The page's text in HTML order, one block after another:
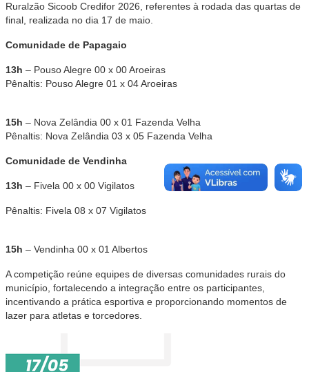
Ruralzão Sicoob Credifor 2026, referentes à rodada das quartas de
final, realizada no dia 17 de maio.
Comunidade de Papagaio
13h – Pouso Alegre 00 x 00 Aroeiras
Pênaltis: Pouso Alegre 01 x 04 Aroeiras
15h – Nova Zelândia 00 x 01 Fazenda Velha
Pênaltis: Nova Zelândia 03 x 05 Fazenda Velha
Comunidade de Vendinha
13h – Fivela 00 x 00 Vigilatos
Pênaltis: Fivela 08 x 07 Vigilatos
15h – Vendinha 00 x 01 Albertos
A competição reúne equipes de diversas comunidades rurais do
município, fortalecendo a integração entre os participantes,
incentivando a prática esportiva e proporcionando momentos de
lazer para atletas e torcedores.